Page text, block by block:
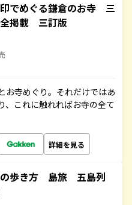
でめぐる鎌倉のお寺 三
掲載 三訂版
お寺めぐり。それだけではあ
、これに触れればお寺の全て
詳細を見る
歩き方 島旅 五島列